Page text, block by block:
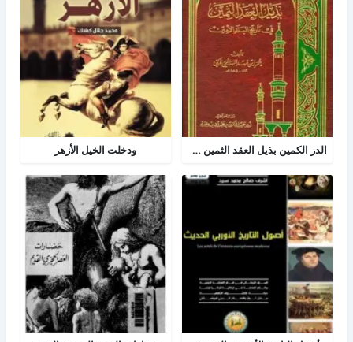
الدر الكمين بذيل العقد الثمين في تاريخ البلد الأمين ودخلت الخيل الأزهر